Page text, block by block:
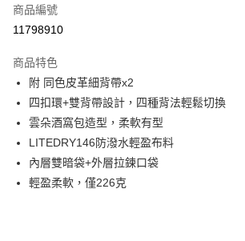
街口支付
Google Pay
全盈+PAY
大哥付你分期
相關說明
【大哥付你分期使用說明】
1.本服務由台灣大哥大提供，台灣大哥大用戶可立即
AFTEE先享後付
商品編號
11798910
商品特色
附 同色皮革細背帶x2
四扣環+雙背帶設計，四種背法輕鬆切換
雲朵酒窩包造型，柔軟有型
LITEDRY146防潑水輕盈布料
內層雙暗袋+外層拉鍊口袋
輕盈柔軟，僅226克